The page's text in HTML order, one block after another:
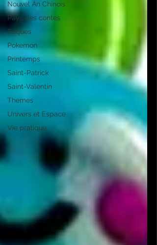
Nouvel An Chinois
Pays des contes
Pâques
Pokemon
Printemps
Saint-Patrick
Saint-Valentin
Themes
Univers et Espace
Vie pratique